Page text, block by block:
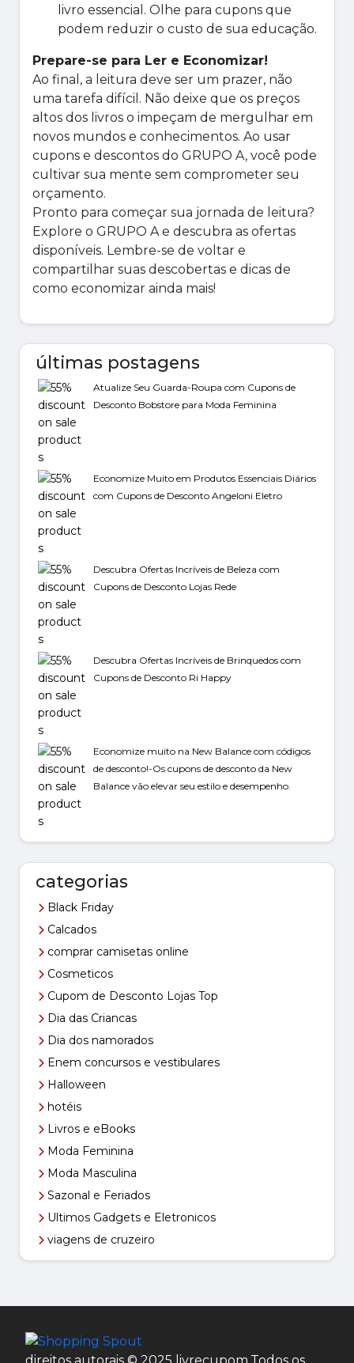
livro essencial. Olhe para cupons que
podem reduzir o custo de sua educação.
Prepare-se para Ler e Economizar!
Ao final, a leitura deve ser um prazer, não
uma tarefa difícil. Não deixe que os preços
altos dos livros o impeçam de mergulhar em
novos mundos e conhecimentos. Ao usar
cupons e descontos do GRUPO A, você pode
cultivar sua mente sem comprometer seu
orçamento.
Pronto para começar sua jornada de leitura?
Explore o GRUPO A e descubra as ofertas
disponíveis. Lembre-se de voltar e
compartilhar suas descobertas e dicas de
como economizar ainda mais!
últimas postagens
Atualize Seu Guarda-Roupa com Cupons de
Desconto Bobstore para Moda Feminina
Economize Muito em Produtos Essenciais Diários
com Cupons de Desconto Angeloni Eletro
Descubra Ofertas Incríveis de Beleza com
Cupons de Desconto Lojas Rede
Descubra Ofertas Incríveis de Brinquedos com
Cupons de Desconto Ri Happy
Economize muito na New Balance com códigos
de desconto!-Os cupons de desconto da New
Balance vão elevar seu estilo e desempenho.
categorias
Black Friday
Calcados
comprar camisetas online
Cosmeticos
Cupom de Desconto Lojas Top
Dia das Criancas
Dia dos namorados
Enem concursos e vestibulares
Halloween
hotéis
Livros e eBooks
Moda Feminina
Moda Masculina
Sazonal e Feriados
Ultimos Gadgets e Eletronicos
viagens de cruzeiro